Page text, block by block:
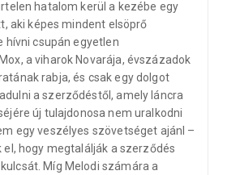
hatalom kerül a kezébe egy
aki képes mindent elsöprő
hívni csupán egyetlen
a viharok Novarája, évszázadok
rabja, és csak egy dolgot
a szerződéstől, amely láncra
új tulajdonosa nem uralkodni
egy veszélyes szövetséget ajánl –
hogy megtalálják a szerződés
Míg Melodi számára a